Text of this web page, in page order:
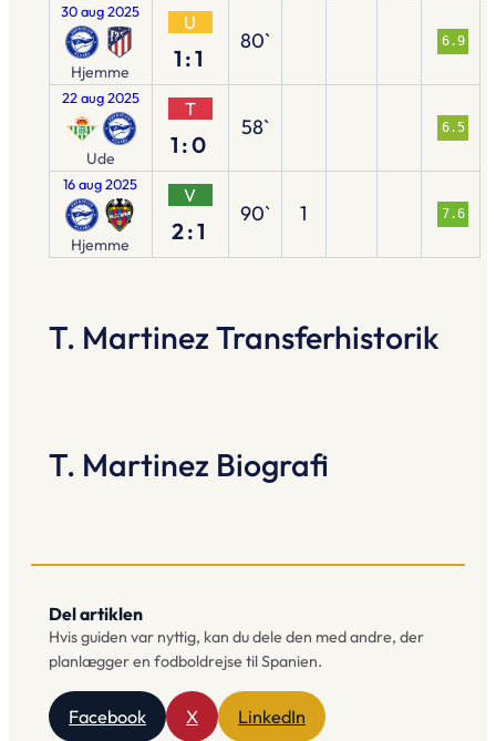
30 aug 2025
Hjemme
U
1:1
80` 6.9
22 aug 2025
Ude
T
1:0
58` 6.5
16 aug 2025
Hjemme
V
2:1
90` 1 7.6
T. Martinez Transferhistorik
T. Martinez Biografi
Del artiklen
Hvis guiden var nyttig, kan du dele den med andre, der
planlægger en fodboldrejse til Spanien.
Facebook X LinkedIn